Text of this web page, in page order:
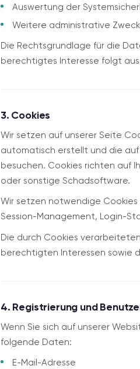
Auswertung der
Weitere administrative
Die Rechtsgrundlage für die
berechtigtes Interesse folgt
3. Cookies
Wir setzen auf unserer Seite
automatisch erstellt und die
besuchen. Cookies richten auf
oder sonstige Schadsoftware.
Wir setzen notwendige
Session-Management, Login-
Die durch Cookies
berechtigten Interessen sowie
4. Registrierung und
Wenn Sie sich auf unserer
folgende Daten:
E-Mail-Adresse